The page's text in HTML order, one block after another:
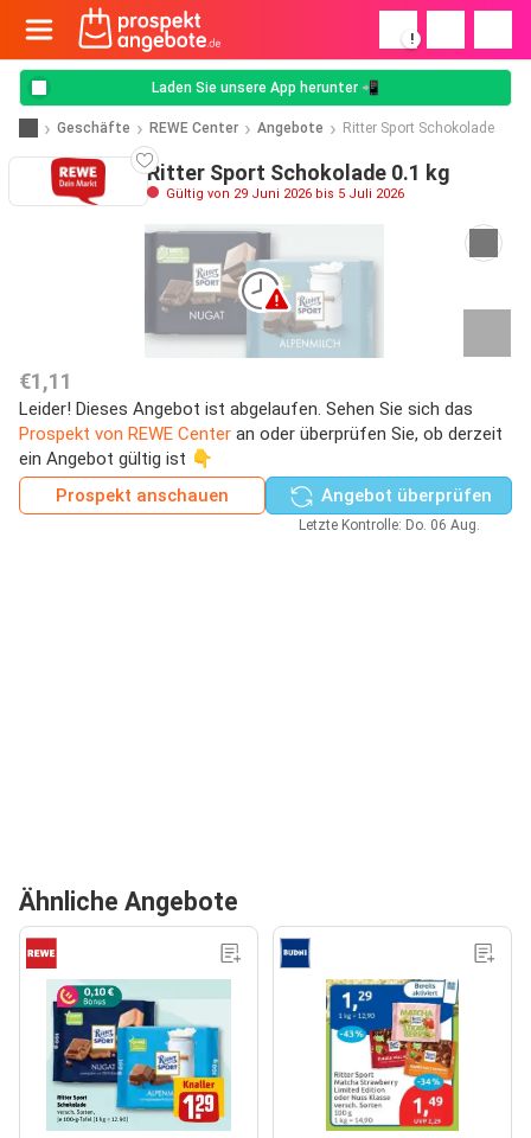
!
Laden Sie unsere App herunter 📲
Geschäfte REWE Center Angebote Ritter Sport Schokolade
Ritter Sport Schokolade 0.1 kg
Gültig von 29 Juni 2026 bis 5 Juli 2026
€1,11
Leider! Dieses Angebot ist abgelaufen. Sehen Sie sich das
Prospekt von REWE Center an oder überprüfen Sie, ob derzeit
ein Angebot gültig ist 👇
Prospekt anschauen
Angebot überprüfen
Letzte Kontrolle: Do. 06 Aug.
Ähnliche Angebote